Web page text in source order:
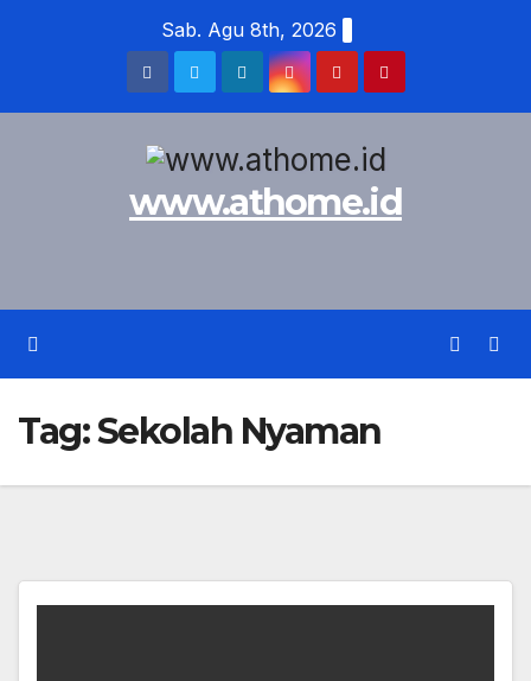
Sab. Agu 8th, 2026
www.athome.id
Tag:Sekolah Nyaman